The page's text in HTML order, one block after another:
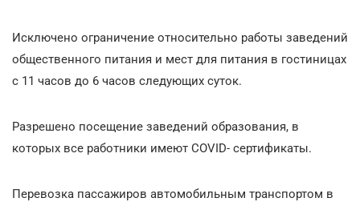
Исключено ограничение относительно работы заведений
общественного питания и мест для питания в гостиницах
с 11 часов до 6 часов следующих суток.
Разрешено посещение заведений образования, в
которых все работники имеют COVID- сертификаты.
Перевозка пассажиров автомобильным транспортом в